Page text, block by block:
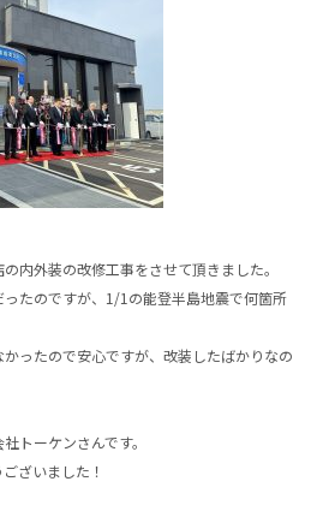
内外装の改修工事をさせて頂きました。
たのですが、1/1の能登半島地震で何箇所
ったので安心ですが、改装したばかりなの
トーケンさんです。
ざいました！